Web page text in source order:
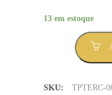
13 em estoque
Tercebrabo
Mínimo
SKU: TPTERC-